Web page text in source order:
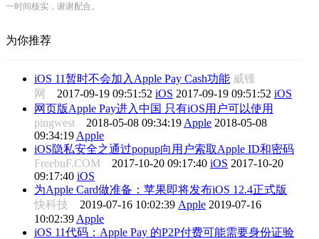
一时间核实，谢谢配合。
为你推荐
iOS 11暂时不会加入Apple Pay Cash功能 威锋
网 2017-09-19 09:51:52 iOS 2017-09-19 09:51:52 iOS
网页版Apple Pay进入中国 只有iOS用户可以使用
pingwest 2018-05-08 09:34:19 Apple 2018-05-08
09:34:19 Apple
iOS隐私安全之通过popup向用户索取Apple ID和密码
FreebuF.COM 2017-10-20 09:17:40 iOS 2017-10-20
09:17:40 iOS
为Apple Card做准备：苹果即将发布iOS 12.4正式版
快科技 2019-07-16 10:02:39 Apple 2019-07-16
10:02:39 Apple
iOS 11代码：Apple Pay 的P2P付费可能需要身份证验